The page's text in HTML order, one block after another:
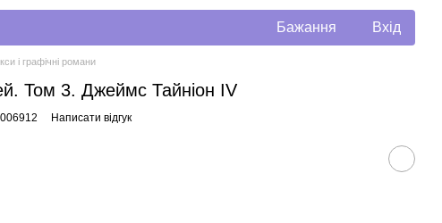
Бажання Вхід
і графічні романи
Том 3. Джеймс Тайніон IV
Написати відгук